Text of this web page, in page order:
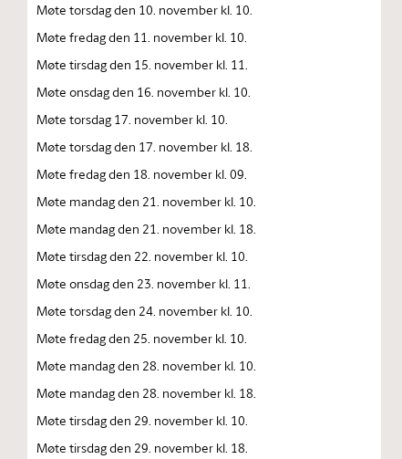
Møte torsdag den 10. november kl. 10.
Møte fredag den 11. november kl. 10.
Møte tirsdag den 15. november kl. 11.
Møte onsdag den 16. november kl. 10.
Møte torsdag 17. november kl. 10.
Møte torsdag den 17. november kl. 18.
Møte fredag den 18. november kl. 09.
Møte mandag den 21. november kl. 10.
Møte mandag den 21. november kl. 18.
Møte tirsdag den 22. november kl. 10.
Møte onsdag den 23. november kl. 11.
Møte torsdag den 24. november kl. 10.
Møte fredag den 25. november kl. 10.
Møte mandag den 28. november kl. 10.
Møte mandag den 28. november kl. 18.
Møte tirsdag den 29. november kl. 10.
Møte tirsdag den 29. november kl. 18.